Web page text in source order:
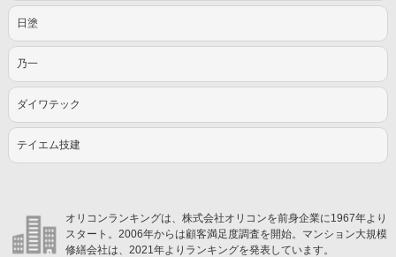
日塗
乃一
ダイワテック
テイエム技建
オリコンランキングは、株式会社オリコンを前身企業に1967年より
スタート。2006年からは顧客満足度調査を開始。マンション大規模
修繕会社は、2021年よりランキングを発表しています。